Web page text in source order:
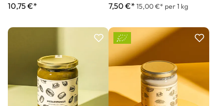
10,75 €* 7,50 €* 15,00 €* per 1 kg